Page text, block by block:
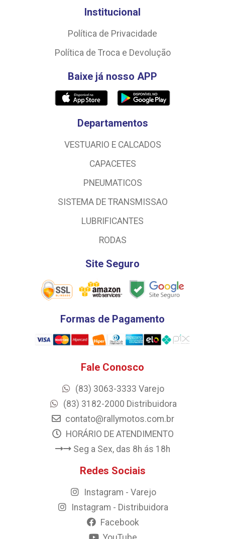
Institucional
Política de Privacidade
Política de Troca e Devolução
Baixe já nosso APP
Departamentos
VESTUARIO E CALCADOS
CAPACETES
PNEUMATICOS
SISTEMA DE TRANSMISSAO
LUBRIFICANTES
RODAS
Site Seguro
Formas de Pagamento
Fale Conosco
(83) 3063-3333 Varejo
(83) 3182-2000 Distribuidora
contato@rallymotos.com.br
HORÁRIO DE ATENDIMENTO
Seg a Sex, das 8h ás 18h
Redes Sociais
Instagram - Varejo
Instagram - Distribuidora
Facebook